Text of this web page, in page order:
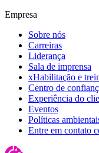
Empresa
Sobre nós
Carreiras
Liderança
Sala de imprensa
xHabilitação e
Centro de
Experiência do
Eventos
Políticas
Entre em contato